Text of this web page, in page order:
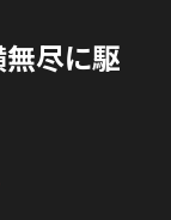
尽に駆